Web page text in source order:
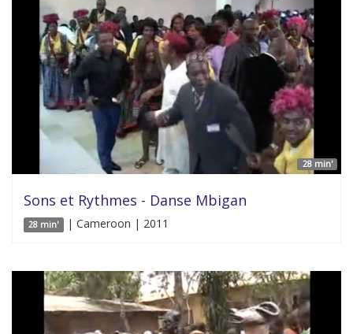
28 min'
Sons et Rythmes - Danse Mbigan
28 min' | Cameroon | 2011